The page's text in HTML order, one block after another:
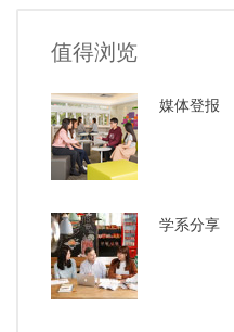
值得浏览
媒体登报
学系分享